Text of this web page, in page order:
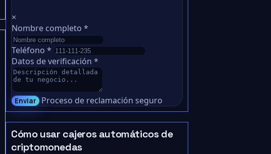
×
Nombre completo *
Teléfono *
Datos de verificación *
Enviar Proceso de reclamación seguro
Cómo usar cajeros automáticos de
criptomonedas